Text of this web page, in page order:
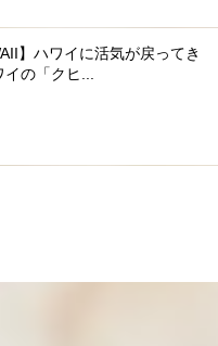
】ハワイに活気が戻ってき
イの「クヒ...